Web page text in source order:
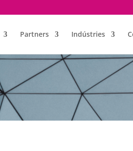
Partners Indústries